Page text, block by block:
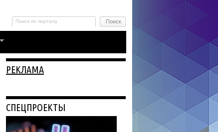
РЕКЛАМА
СПЕЦПРОЕКТЫ